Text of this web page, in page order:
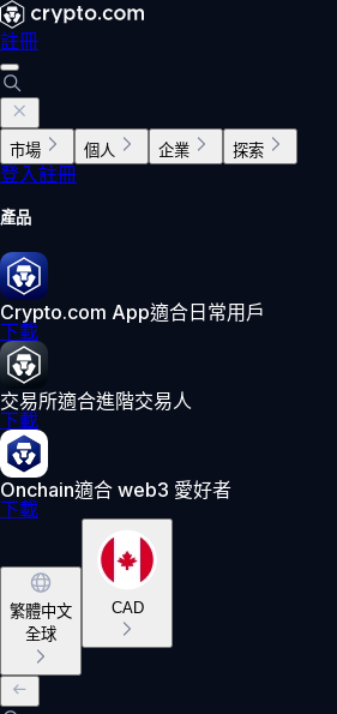
註冊
市場 個人 企業 探索
登入註冊
產品
Crypto.com App適合日常用戶
下載
交易所適合進階交易人
下載
Onchain適合 web3 愛好者
下載
繁體中文
全球
CAD